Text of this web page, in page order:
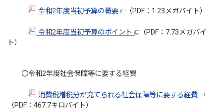
令和2年度当初予算の概要 （PDF：1.23メガバイト）
令和2年度当初予算のポイント
（PDF：7.73メガバイ
ト）
〇令和2年度社会保障等に要する経費
消費税増税分が充てられる社会保障等に要する経費
（PDF：467.7キロバイト）